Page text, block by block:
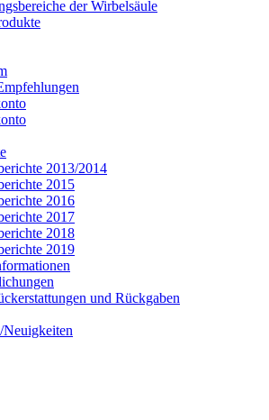
der Wirbelsäule
2013/2014
2015
2016
2017
2018
2019
und Rückgaben
Neuigkeiten